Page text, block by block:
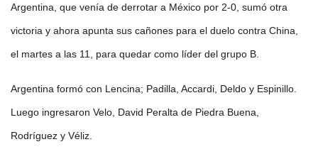
Argentina, que venía de derrotar a México por 2-0, sumó otra
victoria y ahora apunta sus cañones para el duelo contra China,
el martes a las 11, para quedar como líder del grupo B.
Argentina formó con Lencina; Padilla, Accardi, Deldo y Espinillo.
Luego ingresaron Velo, David Peralta de Piedra Buena,
Rodríguez y Véliz.